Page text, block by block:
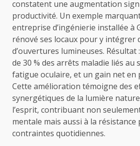
constatent une augmentation
productivité. Un exemple
entreprise d’ingénierie installée à
rénové ses locaux pour y intégrer
d’ouvertures lumineuses.
de 30 % des arrêts maladie liés au
fatigue oculaire, et un gain net en
Cette amélioration témoigne des
synergétiques de la lumière
l’esprit, contribuant non
mentale mais aussi à la résistance
contraintes quotidiennes.